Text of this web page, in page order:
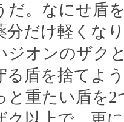
だ。なにせ盾
分だけ軽くな
ジオンのザク
る盾を捨てよ
と重たい盾を